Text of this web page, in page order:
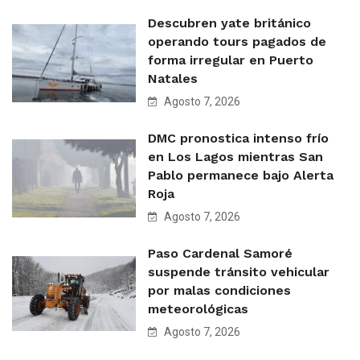
Descubren yate británico
operando tours pagados de
forma irregular en Puerto
Natales
Agosto 7, 2026
DMC pronostica intenso frío
en Los Lagos mientras San
Pablo permanece bajo Alerta
Roja
Agosto 7, 2026
Paso Cardenal Samoré
suspende tránsito vehicular
por malas condiciones
meteorológicas
Agosto 7, 2026